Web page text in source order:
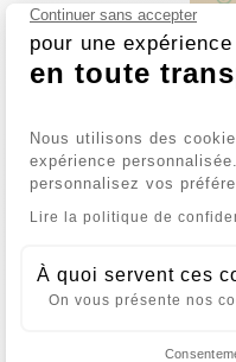
Continuer sans accepter
pour une
en toute
Plateforme
Nous utilisons des
expérience
personnalisez vos
Lire la politique de
À quoi servent ces
On vous présente nos
LES